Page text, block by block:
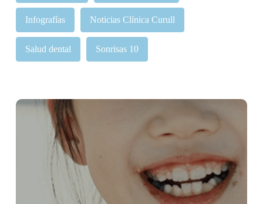
Infografías Noticias Clínica Curull
Salud dental Sonrisas 10